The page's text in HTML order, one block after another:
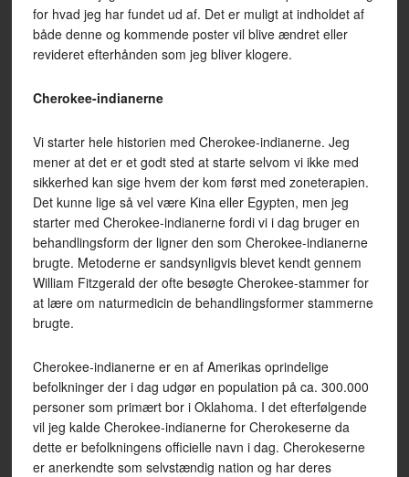
for hvad jeg har fundet ud af. Det er muligt at indholdet af
både denne og kommende poster vil blive ændret eller
revideret efterhånden som jeg bliver klogere.
Cherokee-indianerne
Vi starter hele historien med Cherokee-indianerne. Jeg
mener at det er et godt sted at starte selvom vi ikke med
sikkerhed kan sige hvem der kom først med zoneterapien.
Det kunne lige så vel være Kina eller Egypten, men jeg
starter med Cherokee-indianerne fordi vi i dag bruger en
behandlingsform der ligner den som Cherokee-indianerne
brugte. Metoderne er sandsynligvis blevet kendt gennem
William Fitzgerald der ofte besøgte Cherokee-stammer for
at lære om naturmedicin de behandlingsformer stammerne
brugte.
Cherokee-indianerne er en af Amerikas oprindelige
befolkninger der i dag udgør en population på ca. 300.000
personer som primært bor i Oklahoma. I det efterfølgende
vil jeg kalde Cherokee-indianerne for Cherokeserne da
dette er befolkningens officielle navn i dag. Cherokeserne
er anerkendte som selvstændig nation og har deres